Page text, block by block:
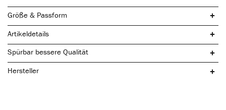
Größe & Passform
Artikeldetails
Spürbar bessere Qualität
Hersteller